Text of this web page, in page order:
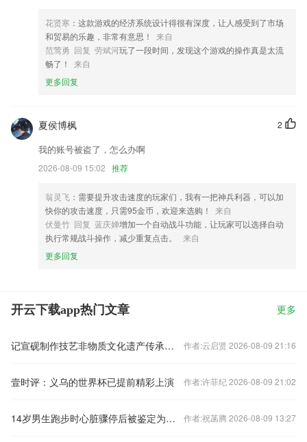
花贤寒 ：这款游戏的经济系统设计得很有深度，让人感受到了市场
和贸易的乐趣，非常有意思！
来自
范莺勇 回复 劳斌河玩了一段时间，发现这个游戏的操作真是太流
畅了！
来自
更多回复
2
夏侯博枫
我的账号被盗了，怎么办啊
2026-08-09 15:02 推荐
翁灵飞 ：需要提升攻击速度的玩家们，我有一把神兵利器，可以加
快你的攻击速度，只需95金币，欢迎来选购！
来自
伏曼竹 回复 蓝庆婵增加一个自动战斗功能，让玩家可以选择自动
执行常规战斗操作，减少重复点击。
来自
更多回复
开云下载app热门文章 更多
记宣砚制作技艺非物质文化遗产传承人——黄太海 作者:云启贤 2026-08-09 21:16
壹时评：义乌的世界杯已提前精彩上演 作者:许菲纪 2026-08-09 21:02
14岁男生跑步时心脏骤停后被鉴定为器质性痴呆，这是什么病？校内AED未启用是否是其伤残的主因？ 作者:祝菡腾 2026-08-09 13:27